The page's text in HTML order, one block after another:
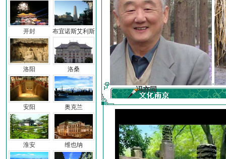
开封
洛阳
安阳
淮安
布宜诺斯艾利斯
洛桑
奥克兰
维也纳
冯亦同